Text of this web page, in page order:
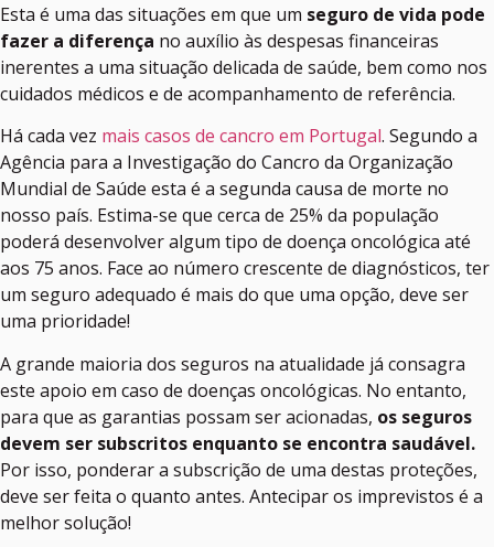
Esta é uma das situações em que um seguro de vida pode
fazer a diferença no auxílio às despesas financeiras
inerentes a uma situação delicada de saúde, bem como nos
cuidados médicos e de acompanhamento de referência.
Há cada vez mais casos de cancro em Portugal. Segundo a
Agência para a Investigação do Cancro da Organização
Mundial de Saúde esta é a segunda causa de morte no
nosso país. Estima-se que cerca de 25% da população
poderá desenvolver algum tipo de doença oncológica até
aos 75 anos. Face ao número crescente de diagnósticos, ter
um seguro adequado é mais do que uma opção, deve ser
uma prioridade!
A grande maioria dos seguros na atualidade já consagra
este apoio em caso de doenças oncológicas. No entanto,
para que as garantias possam ser acionadas, os seguros
devem ser subscritos enquanto se encontra saudável.
Por isso, ponderar a subscrição de uma destas proteções,
deve ser feita o quanto antes. Antecipar os imprevistos é a
melhor solução!